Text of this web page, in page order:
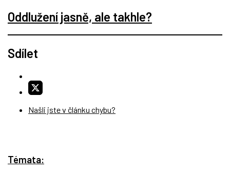
Oddlužení jasně, ale takhle?
Sdílet
Našli jste v článku chybu?
Témata: